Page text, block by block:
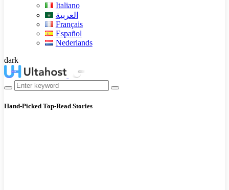
Italiano
العربية
Français
Español
Nederlands
dark
Hand-Picked Top-Read Stories